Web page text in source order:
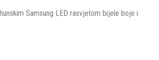
Samsung LED rasvjetom bijele boje i